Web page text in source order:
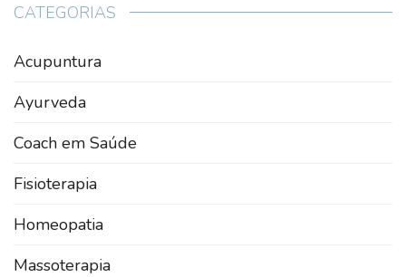
CATEGORIAS
Acupuntura
Ayurveda
Coach em Saúde
Fisioterapia
Homeopatia
Massoterapia